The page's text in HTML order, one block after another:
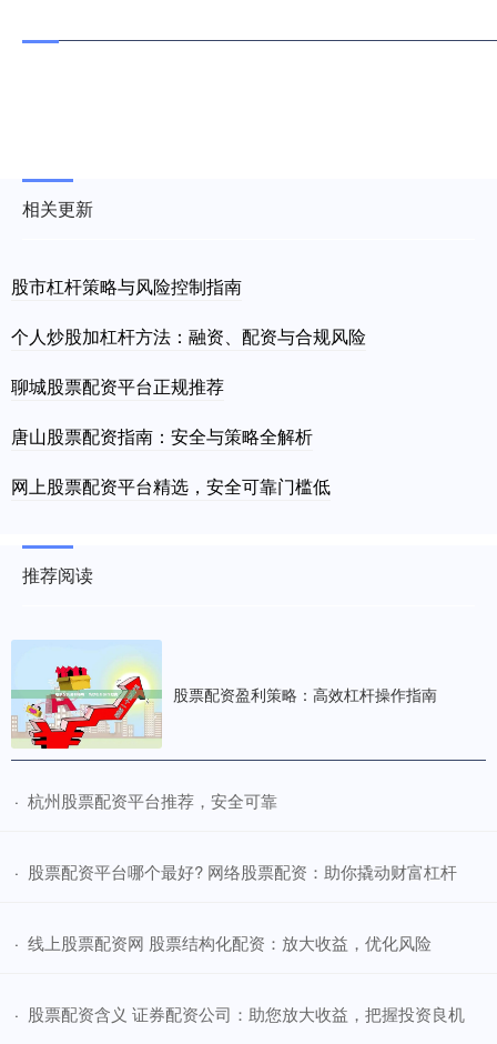
相关更新
股市杠杆策略与风险控制指南
个人炒股加杠杆方法：融资、配资与合规风险
聊城股票配资平台正规推荐
唐山股票配资指南：安全与策略全解析
网上股票配资平台精选，安全可靠门槛低
推荐阅读
股票配资盈利策略：高效杠杆操作指南
· ​杭州股票配资平台推荐，安全可靠
· ​股票配资平台哪个最好? 网络股票配资：助你撬动财富杠杆
· ​线上股票配资网 股票结构化配资：放大收益，优化风险
· ​股票配资含义 证券配资公司：助您放大收益，把握投资良机